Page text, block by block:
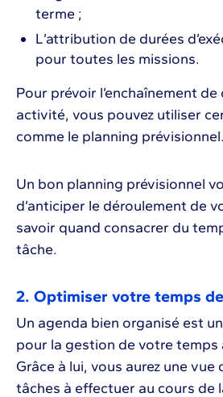
terme ;
L’attribution de durées
pour toutes les missions.
Pour prévoir l’enchaînement
activité, vous pouvez utiliser
comme le planning prévisionnel.
Un bon planning prévisionnel
d’anticiper le déroulement de
savoir quand consacrer du
tâche.
2. Optimiser votre temps
Un agenda bien organisé est
pour la gestion de votre temps
Grâce à lui, vous aurez une vue
tâches à effectuer au cours de